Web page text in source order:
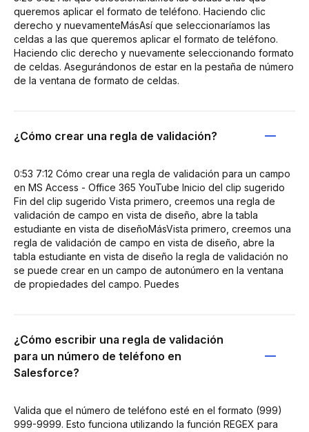
queremos aplicar el formato de teléfono. Haciendo clic
derecho y nuevamenteMásAsí que seleccionaríamos las
celdas a las que queremos aplicar el formato de teléfono.
Haciendo clic derecho y nuevamente seleccionando formato
de celdas. Asegurándonos de estar en la pestaña de número
de la ventana de formato de celdas.
¿Cómo crear una regla de validación?
0:53 7:12 Cómo crear una regla de validación para un campo
en MS Access - Office 365 YouTube Inicio del clip sugerido
Fin del clip sugerido Vista primero, creemos una regla de
validación de campo en vista de diseño, abre la tabla
estudiante en vista de diseñoMásVista primero, creemos una
regla de validación de campo en vista de diseño, abre la
tabla estudiante en vista de diseño la regla de validación no
se puede crear en un campo de autonúmero en la ventana
de propiedades del campo. Puedes
¿Cómo escribir una regla de validación
para un número de teléfono en
Salesforce?
Valida que el número de teléfono esté en el formato (999)
999-9999. Esto funciona utilizando la función REGEX para